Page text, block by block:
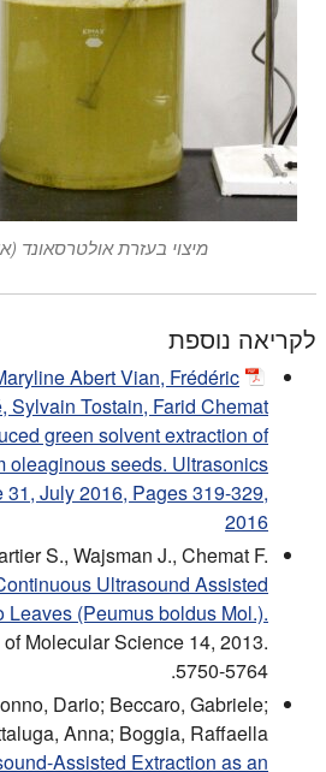
מיצוי בעזרת אולטרסאונד
לקריאה נוספת
Abert Vian, Frédéric
Sylvain Tostain, Farid Chemat
green solvent extraction of
oleaginous seeds. Ultrasonics
July 2016, Pages 319-329,
2016
S., Wajsman J., Chemat F.
Ultrasound Assisted
Leaves (Peumus boldus Mol.).
Molecular Science 14, 2013.
5750-5764.
Dario; Beccaro, Gabriele;
Anna; Boggia, Raffaella
Assisted Extraction as an